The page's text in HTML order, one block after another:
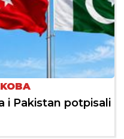
i Pakistan potpisali